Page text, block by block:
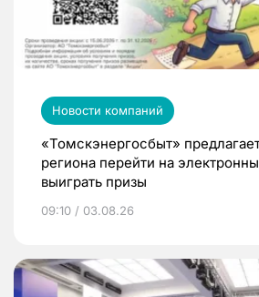
Новости компаний
«Томскэнергосбыт»
региона перейти на
выиграть призы
09:10 / 03.08.26